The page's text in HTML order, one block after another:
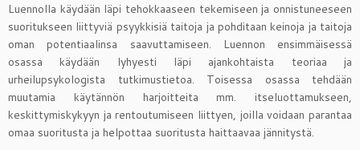
Luennolla käydään läpi tehokkaaseen tekemiseen ja onnistuneeseen
suoritukseen liittyviä psyykkisiä taitoja ja pohditaan keinoja ja taitoja
oman potentiaalinsa saavuttamiseen. Luennon ensimmäisessä
osassa käydään lyhyesti läpi ajankohtaista teoriaa ja
urheilupsykologista tutkimustietoa. Toisessa osassa tehdään
muutamia käytännön harjoitteita mm. itseluottamukseen,
keskittymiskykyyn ja rentoutumiseen liittyen, joilla voidaan parantaa
omaa suoritusta ja helpottaa suoritusta haittaavaa jännitystä.